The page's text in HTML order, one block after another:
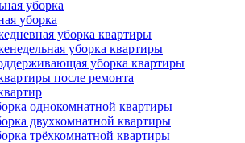
уборка
уборка
уборка квартиры
уборка квартиры
уборка квартиры
после ремонта
однокомнатной квартиры
двухкомнатной квартиры
трёхкомнатной квартиры